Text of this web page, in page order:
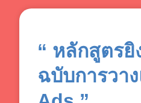
“ หลักสูตร
ฉบับการวา